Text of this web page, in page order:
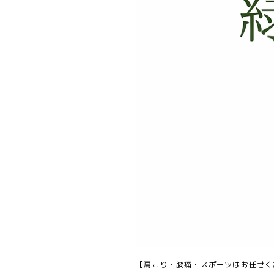
【肩こり・腰痛・スポーツはお任せ